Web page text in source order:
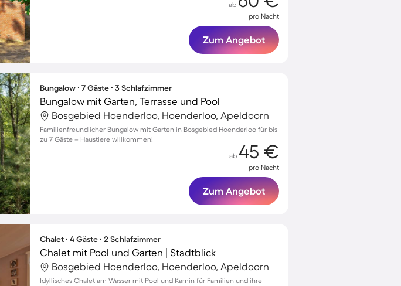
ab
pro Nacht
Zum Angebot
Bungalow ∙ 7 Gäste ∙ 3 Schlafzimmer
Bungalow mit Garten, Terrasse und Pool
Bosgebied Hoenderloo, Hoenderloo, Apeldoorn
Familienfreundlicher Bungalow mit Garten in Bosgebied Hoenderloo für bis
zu 7 Gäste – Haustiere willkommen!
ab 45 €
pro Nacht
Zum Angebot
Chalet ∙ 4 Gäste ∙ 2 Schlafzimmer
Chalet mit Pool und Garten | Stadtblick
Bosgebied Hoenderloo, Hoenderloo, Apeldoorn
Idyllisches Chalet am Wasser mit Pool und Kamin für Familien und ihre